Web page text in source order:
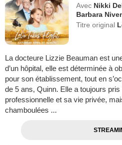
Avec Nikki
Barbara
Titre original
La docteure Lizzie Beauman est
d’un hôpital, elle est déterminée à
pour son établissement, tout en
de 5 ans, Quinn. Elle a toujours
professionnelle et sa vie privée,
chamboulées ...